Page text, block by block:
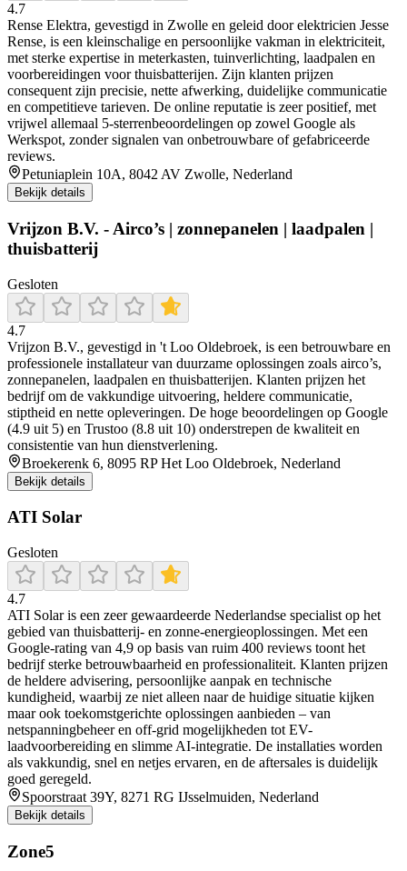
4.7
Rense Elektra, gevestigd in Zwolle en geleid door elektricien Jesse
Rense, is een kleinschalige en persoonlijke vakman in elektriciteit,
met sterke expertise in meterkasten, tuinverlichting, laadpalen en
voorbereidingen voor thuisbatterijen. Zijn klanten prijzen
consequent zijn precisie, nette afwerking, duidelijke communicatie
en competitieve tarieven. De online reputatie is zeer positief, met
vrijwel allemaal 5-sterrenbeoordelingen op zowel Google als
Werkspot, zonder signalen van onbetrouwbare of gefabriceerde
reviews.
Petuniaplein 10A, 8042 AV Zwolle, Nederland
Bekijk details
Vrijzon B.V. - Airco’s | zonnepanelen | laadpalen |
thuisbatterij​
Gesloten
4.7
Vrijzon B.V., gevestigd in 't Loo Oldebroek, is een betrouwbare en
professionele installateur van duurzame oplossingen zoals airco’s,
zonnepanelen, laadpalen en thuisbatterijen. Klanten prijzen het
bedrijf om de vakkundige uitvoering, heldere communicatie,
stiptheid en nette opleveringen. De hoge beoordelingen op Google
(4.9 uit 5) en Trustoo (8.8 uit 10) onderstrepen de kwaliteit en
consistentie van hun dienstverlening.
Broekerenk 6, 8095 RP Het Loo Oldebroek, Nederland
Bekijk details
ATI Solar
Gesloten
4.7
ATI Solar is een zeer gewaardeerde Nederlandse specialist op het
gebied van thuisbatterij- en zonne-energieoplossingen. Met een
Google-rating van 4,9 op basis van ruim 400 reviews toont het
bedrijf sterke betrouwbaarheid en professionaliteit. Klanten prijzen
de heldere advisering, persoonlijke aanpak en technische
kundigheid, waarbij ze niet alleen naar de huidige situatie kijken
maar ook toekomstgerichte oplossingen aanbieden – van
netspanningbeheer en off-grid mogelijkheden tot EV-
laadvoorbereiding en slimme AI-integratie. De installaties worden
als vakkundig, snel en netjes ervaren, en de aftersales is duidelijk
goed geregeld.
Spoorstraat 39Y, 8271 RG IJsselmuiden, Nederland
Bekijk details
Zone5